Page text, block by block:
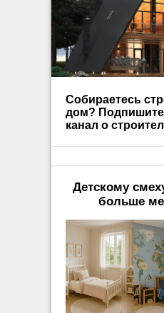
Собираетесь
дом?
канал о
Детскому
больше